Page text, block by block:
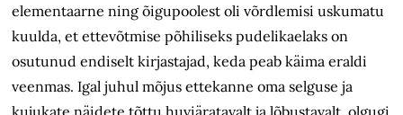
elementaarne ning õigupoolest oli võrdlemisi uskumatu
kuulda, et ettevõtmise põhiliseks pudelikaelaks on
osutunud endiselt kirjastajad, keda peab käima eraldi
veenmas. Igal juhul mõjus ettekanne oma selguse ja
kujukate näidete tõttu huviäratavalt ja lõbustavalt, olgugi